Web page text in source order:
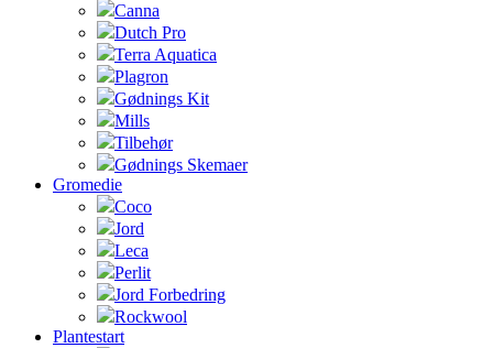
Canna
Dutch Pro
Terra Aquatica
Plagron
Gødnings Kit
Mills
Tilbehør
Gødnings Skemaer
Gromedie
Coco
Jord
Leca
Perlit
Jord Forbedring
Rockwool
Plantestart